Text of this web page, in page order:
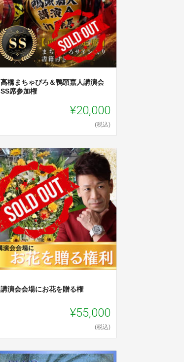
髙橋まちゃぴろ＆鴨頭嘉人講演会
SS席参加権
¥20,000
(税込)
講演会会場にお花を贈る権
¥55,000
(税込)